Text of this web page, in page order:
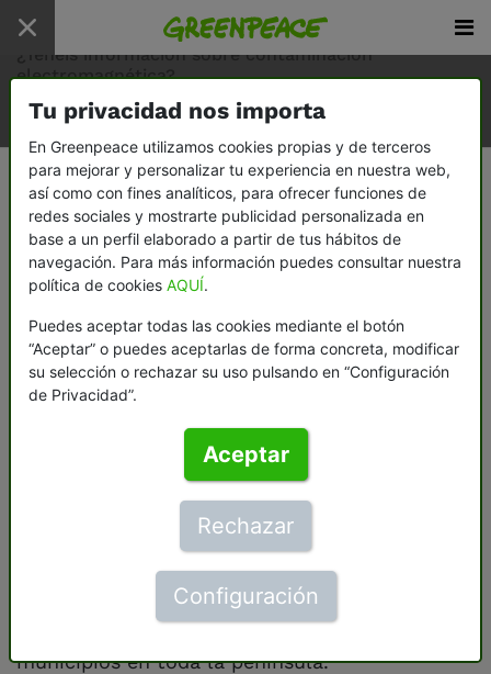
Inicio preguntas frecuentes /
¿Tenéis información sobre contaminación
electromagnética?
¿Tenéis información sobre
contaminación electromagnética?
A pesar de que desde Greenpeace actualmente
tema, sí que disponemos de cierta información.
El impacto sobre la salud de los campos
electromagnéticos (CEM) que generan las
líneas de alta, media y baja tensión es un
problema sobre el que se vierten grandes dudas
y que es muy discutido en los circuitos
Al margen de la controversia científica, existe
el problema social que supone la presencia de
líneas eléctricas próximas a viviendas
municipios en toda la península.
Tu privacidad nos importa
En Greenpeace utilizamos cookies propias y de terceros
para mejorar y personalizar tu experiencia en nuestra web,
así como con fines analíticos, para ofrecer funciones de
redes sociales y mostrarte publicidad personalizada en
base a un perfil elaborado a partir de tus hábitos de
navegación. Para más información puedes consultar nuestra
política de cookies AQUÍ.
Puedes aceptar todas las cookies mediante el botón
“Aceptar” o puedes aceptarlas de forma concreta, modificar
su selección o rechazar su uso pulsando en “Configuración
de Privacidad”.
Aceptar
Rechazar
Configuración